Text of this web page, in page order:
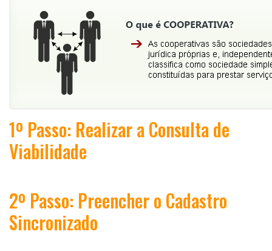
1º Passo: Realizar a Consulta de
Viabilidade
2º Passo: Preencher o Cadastro
Sincronizado